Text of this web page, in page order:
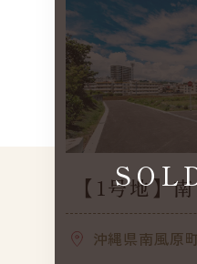
【1号地】
Ⅱ（全12区
件付き
沖縄県南風原